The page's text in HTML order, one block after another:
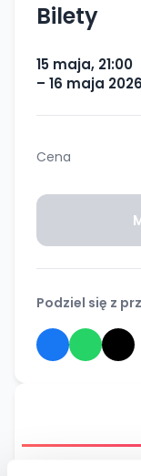
Bilety
15 maja, 21:00
– 16 maja
Cena
Podziel się z